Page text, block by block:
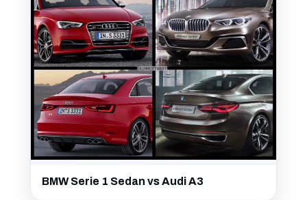
BMW Serie 1 Sedan vs Audi A3